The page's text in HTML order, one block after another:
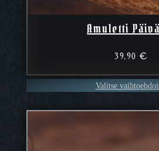
Amuletti
39,90€
Valitse